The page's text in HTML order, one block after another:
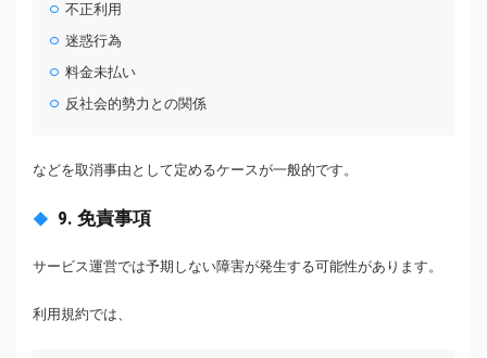
不正利用
迷惑行為
料金未払い
反社会的勢力との関係
などを取消事由として定めるケースが一般的です。
9. 免責事項
サービス運営では予期しない障害が発生する可能性があります。
利用規約では、